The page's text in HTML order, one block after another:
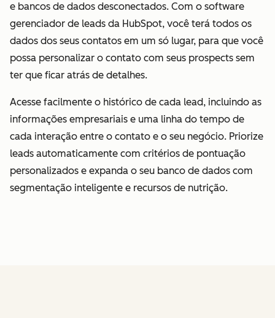
e bancos de dados desconectados. Com o software
gerenciador de leads da HubSpot, você terá todos os
dados dos seus contatos em um só lugar, para que você
possa personalizar o contato com seus prospects sem
ter que ficar atrás de detalhes.
Acesse facilmente o histórico de cada lead, incluindo as
informações empresariais e uma linha do tempo de
cada interação entre o contato e o seu negócio. Priorize
leads automaticamente com critérios de pontuação
personalizados e expanda o seu banco de dados com
segmentação inteligente e recursos de nutrição.